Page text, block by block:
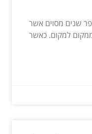
שנים מסוים אשר
למקום. כאשר